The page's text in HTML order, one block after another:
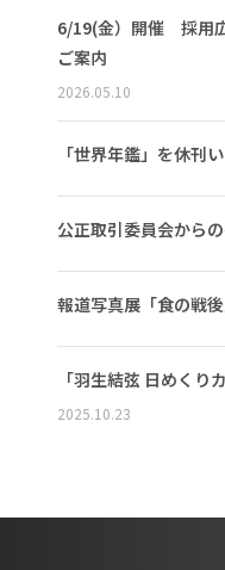
6/19(金）開催 採用
ご案内
2026.05.10
「世界年鑑」を休刊
公正取引委員会から
報道写真展「食の戦
「羽生結弦 日めくり
2025.10.23